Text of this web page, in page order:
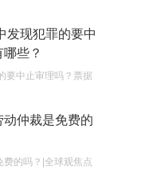
相关当事人的
发现犯罪的要中
些？
要中止审理吗？票据
仲裁是免费的
的吗？|全球观焦点